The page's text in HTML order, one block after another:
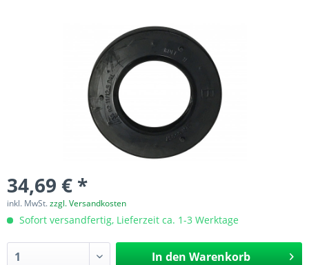
34,69 € *
inkl. MwSt.zzgl. Versandkosten
Sofort versandfertig, Lieferzeit ca. 1-3 Werktage
In den Warenkorb